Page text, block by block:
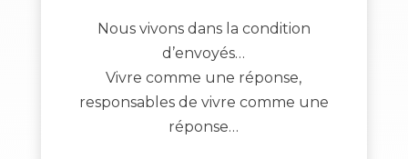
Nous vivons dans la condition
d’envoyés…
Vivre comme une réponse,
responsables de vivre comme une
réponse…